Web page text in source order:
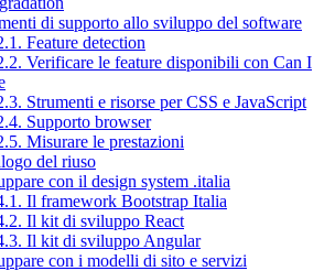
di supporto allo sviluppo del software
Feature detection
Verificare le feature disponibili con Can I
Strumenti e risorse per CSS e JavaScript
Supporto browser
Misurare le prestazioni
del riuso
con il design system .italia
Il framework Bootstrap Italia
Il kit di sviluppo React
Il kit di sviluppo Angular
con i modelli di sito e servizi